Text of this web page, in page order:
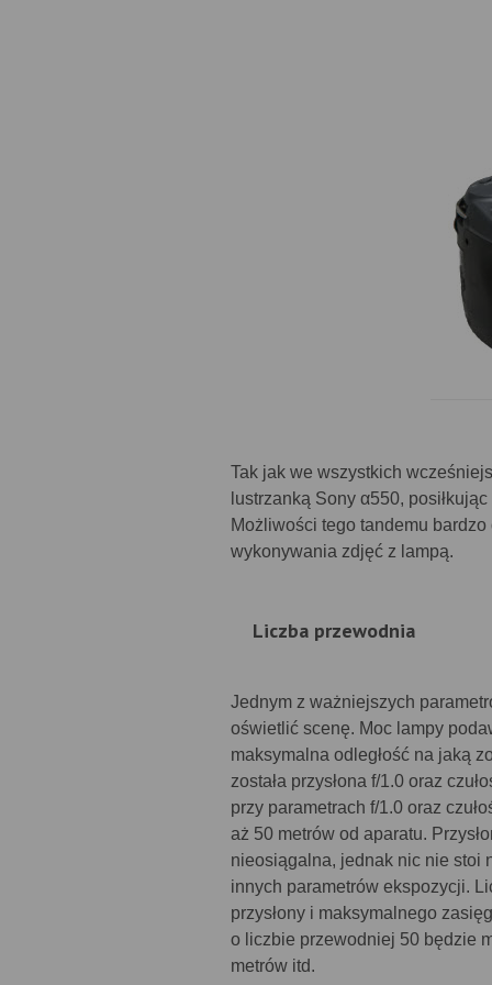
Tak jak we wszystkich
lustrzanką Sony α550,
Możliwości tego tandemu
wykonywania zdjęć z lampą.
Liczba przewodnia
Jednym z ważniejszych
oświetlić scenę. Moc lampy
maksymalna odległość na jaką
została przysłona f/1.0 oraz
przy parametrach f/1.0 oraz
aż 50 metrów od aparatu.
nieosiągalna, jednak nic nie stoi
innych parametrów ekspozycji.
przysłony i maksymalnego
o liczbie przewodniej 50 będzie
metrów itd.